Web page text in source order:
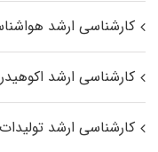
کارشناسی ارشد
کارشناسی ارشد
کارشناسی ارشد